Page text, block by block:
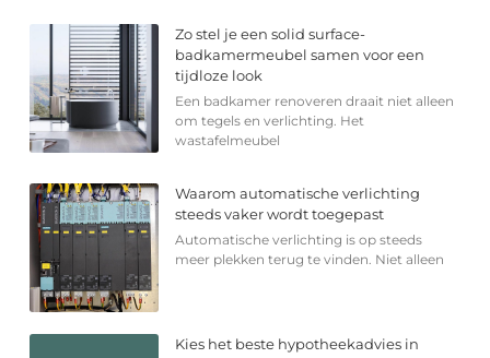
Zo stel je een solid surface-
badkamermeubel samen voor een
tijdloze look
Een badkamer renoveren draait niet alleen
om tegels en verlichting. Het
wastafelmeubel
Waarom automatische verlichting
steeds vaker wordt toegepast
Automatische verlichting is op steeds
meer plekken terug te vinden. Niet alleen
Kies het beste hypotheekadvies in